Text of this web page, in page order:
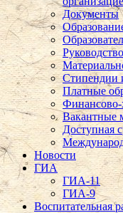
Документы
Стипендии
Платные
Финансово-
Вакантные
Доступная
Новости
ГИА
ГИА-11
ГИА-9
Воспитательная